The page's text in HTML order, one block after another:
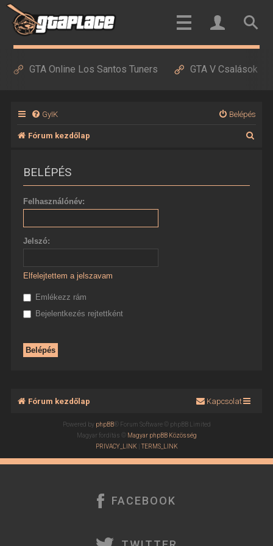
GTA Online Los Santos Tuners GTA V Csalások
GyIK Belépés
Fórum kezdőlap
BELÉPÉS
Felhasználónév:
Jelszó:
Elfelejtettem a jelszavam
Emlékezz rám
Bejelentkezés rejtettként
Fórum kezdőlap Kapcsolat
Powered by phpBB® Forum Software © phpBB Limited
Magyar fordítás © Magyar phpBB Közösség
PRIVACY_LINK |TERMS_LINK
FACEBOOK